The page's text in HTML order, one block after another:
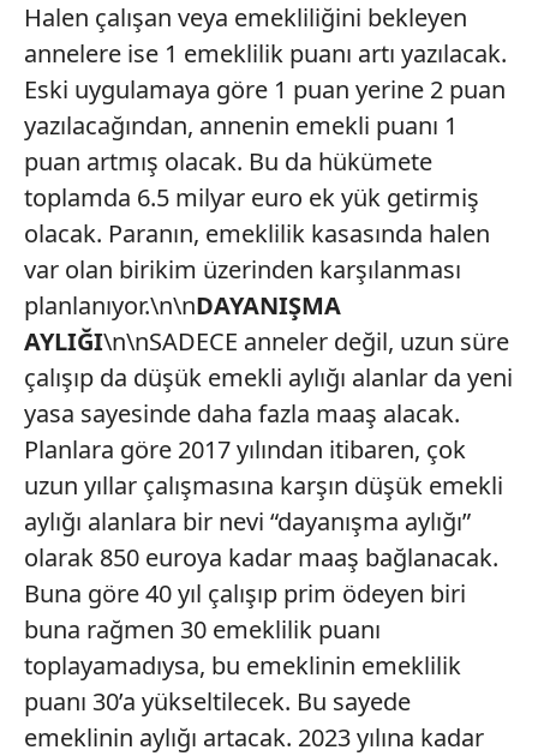
Halen çalışan veya emekliliğini bekleyen
annelere ise 1 emeklilik puanı artı yazılacak.
Eski uygulamaya göre 1 puan yerine 2 puan
yazılacağından, annenin emekli puanı 1
puan artmış olacak. Bu da hükümete
toplamda 6.5 milyar euro ek yük getirmiş
olacak. Paranın, emeklilik kasasında halen
var olan birikim üzerinden karşılanması
planlanıyor.\n\nDAYANIŞMA
AYLIĞI\n\nSADECE anneler değil, uzun süre
çalışıp da düşük emekli aylığı alanlar da yeni
yasa sayesinde daha fazla maaş alacak.
Planlara göre 2017 yılından itibaren, çok
uzun yıllar çalışmasına karşın düşük emekli
aylığı alanlara bir nevi “dayanışma aylığı”
olarak 850 euroya kadar maaş bağlanacak.
Buna göre 40 yıl çalışıp prim ödeyen biri
buna rağmen 30 emeklilik puanı
toplayamadıysa, bu emeklinin emeklilik
puanı 30’a yükseltilecek. Bu sayede
emeklinin aylığı artacak. 2023 yılına kadar